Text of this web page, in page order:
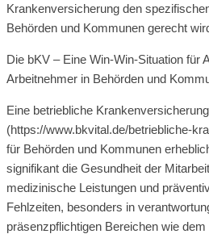
Krankenversicherung den
Behörden und Kommunen gerecht
Die bKV – Eine Win-Win-Situation für
Arbeitnehmer in Behörden und
Eine betriebliche Krankenversicherung
(https://www.bkvital.de/betriebliche-
für Behörden und Kommunen
signifikant die Gesundheit der
medizinische Leistungen und
Fehlzeiten, besonders in
präsenzpflichtigen Bereichen wie